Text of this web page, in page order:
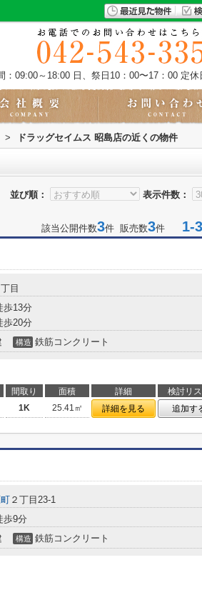
：09:00～18:00 日、祭日10：00〜17：00 定休
> ドラッグセイムス 昭島店の近くの物件
並び順： 表示件数：
該当公開件数3件 販売数3件 1-3
目
歩13分
歩20分
構造 鉄筋コンクリート
間取り 面積 詳細
検討リス
1K 25.41㎡ 詳細を見る 追加す
２丁目23-1
歩9分
構造 鉄筋コンクリート